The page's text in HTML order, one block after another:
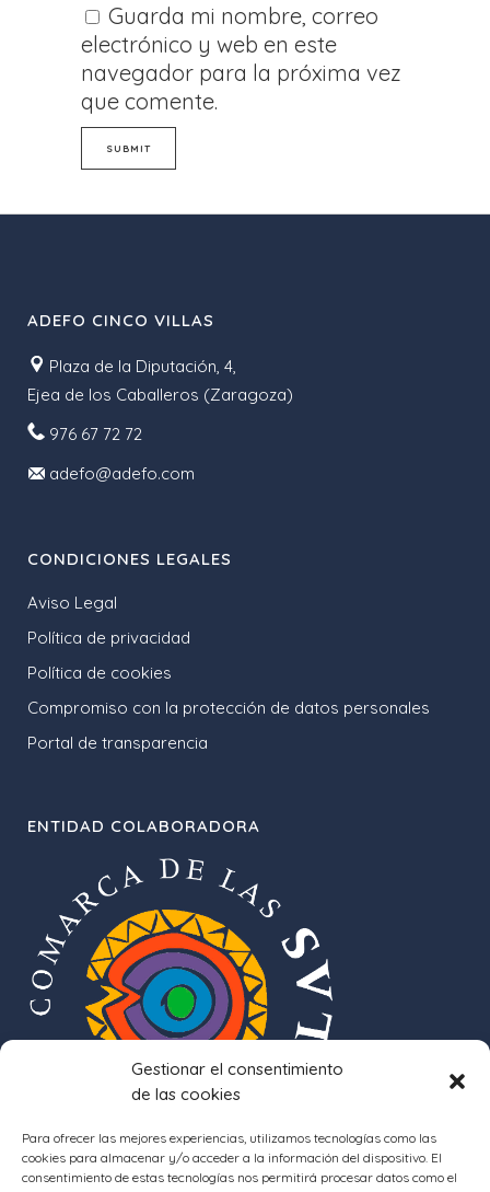
Gestionar el consentimiento
de las cookies
Para ofrecer las mejores experiencias, utilizamos tecnologías como las
cookies para almacenar y/o acceder a la información del dispositivo. El
consentimiento de estas tecnologías nos permitirá procesar datos como el
Guarda mi nombre, correo
electrónico y web en este
navegador para la próxima vez
que comente.
ADEFO CINCO VILLAS
Plaza de la Diputación, 4,
Ejea de los Caballeros (Zaragoza)
976 67 72 72
adefo@adefo.com
CONDICIONES LEGALES
Aviso Legal
Política de privacidad
Política de cookies
Compromiso con la protección de datos personales
Portal de transparencia
ENTIDAD COLABORADORA